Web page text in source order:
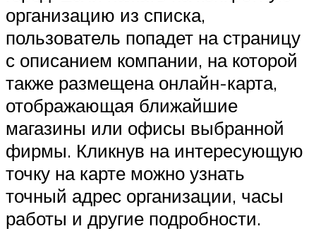
организацию из списка,
пользователь попадет на страницу
с описанием компании, на которой
также размещена онлайн-карта,
отображающая ближайшие
магазины или офисы выбранной
фирмы. Кликнув на интересующую
точку на карте можно узнать
точный адрес организации, часы
работы и другие подробности.